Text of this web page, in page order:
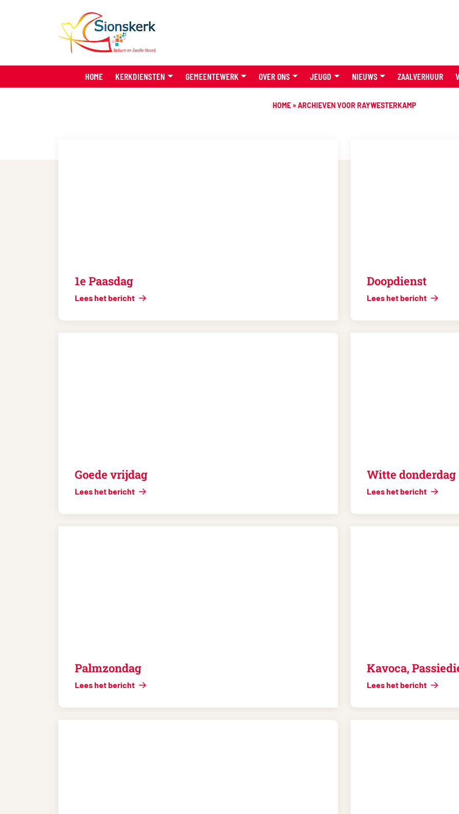
HOME KERKDIENSTEN GEMEENTEWERK OVER ONS JEUGD NIEUWS ZAALVERHUUR
HOME »ARCHIEVEN VOOR RAYWESTERKAMP
1e Paasdag
Lees het bericht
Doopdienst
Lees het bericht
Goede vrijdag
Lees het bericht
Witte donderdag
Lees het bericht
Palmzondag
Lees het bericht
Kavoca,
Lees het bericht